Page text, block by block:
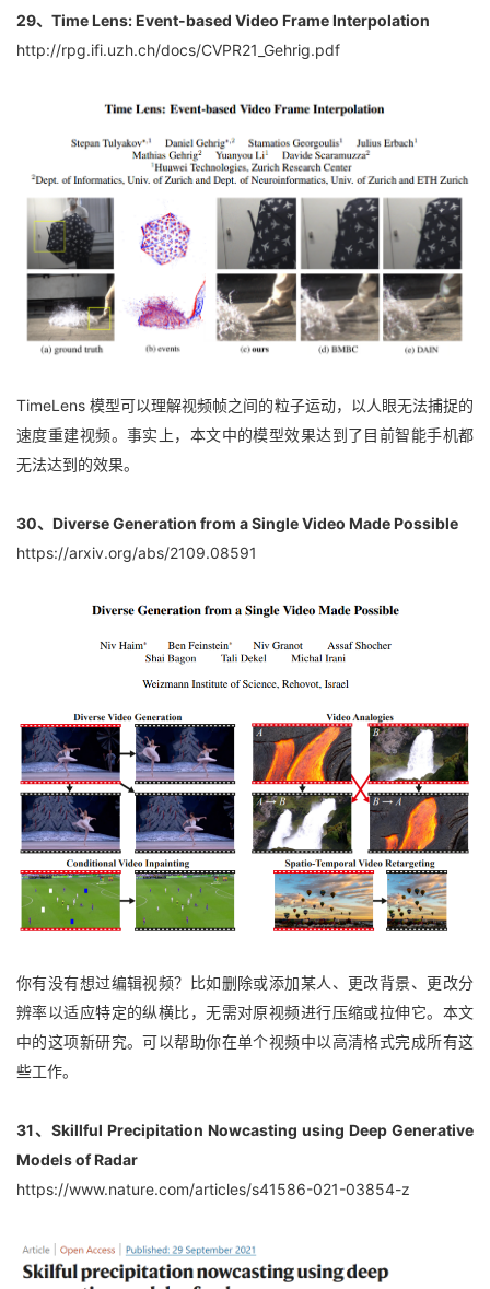
29、Time Lens: Event-based Video Frame Interpolation
http://rpg.ifi.uzh.ch/docs/CVPR21_Gehrig.pdf
TimeLens 模型可以理解视频帧之间的粒子运动，以人眼无法捕捉的
速度重建视频。事实上，本文中的模型效果达到了目前智能手机都
无法达到的效果。
30、Diverse Generation from a Single Video Made Possible
https://arxiv.org/abs/2109.08591
你有没有想过编辑视频？比如删除或添加某人、更改背景、更改分
辨率以适应特定的纵横比，无需对原视频进行压缩或拉伸它。本文
中的这项新研究。可以帮助你在单个视频中以高清格式完成所有这
些工作。
31、Skillful Precipitation Nowcasting using Deep Generative
Models of Radar
https://www.nature.com/articles/s41586-021-03854-z